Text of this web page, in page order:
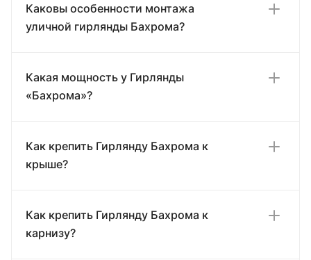
Каковы особенности монтажа
уличной гирлянды Бахрома?
Какая мощность у Гирлянды
«Бахрома»?
Как крепить Гирлянду Бахрома к
крыше?
Как крепить Гирлянду Бахрома к
карнизу?